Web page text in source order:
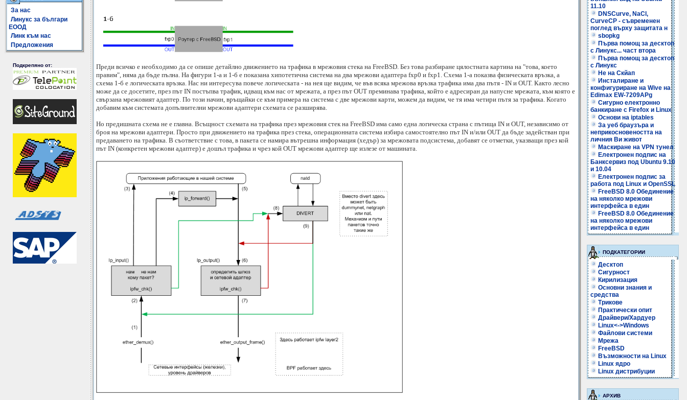
За нас
Линукс за българи
ЕООД
Линк към нас
Предложения
Подкрепяно от:
Преди всичко е необходимо да се опише детайлно движението на трафика в мрежовия стека на FreeBSD. Без това разбиране цялостната картина на "това, което
правим", няма да бъде пълна. На фигури 1-а и 1-б е показана хипотетична система на два мрежови адаптера fxp0 и fxp1. Схема 1-а показва физическата връзка, а
схема 1-б е логическата връзка. Нас ни интересува повече логическата - на нея ще видим, че във всяка мрежова връзка трафика има два пътя - IN и OUT. Както лесно
може да се досетите, през път IN постъпва трафик, идващ към нас от мрежата, а през път OUT преминава трафика, който е адресиран да напусне мрежата, към която е
свързана мрежовият адаптер. По този начин, връщайки се към примера на система с две мрежови карти, можем да видим, че тя има четири пътя за трафика. Когато
добавим към системата допълнителни мрежови адаптери схемата се разширява.
Но предишната схема не е главна. Всъщност схемата на трафика през мрежовия стек на FreeBSD има само една логическа страна с пътища IN и OUT, независимо от
броя на мрежови адаптери. Просто при движението на трафика през стека, операционната система избира самостоятелно път IN и/или OUT да бъде задействан при
предаването на трафика. В съответствие с това, в пакета се намира вътрешна информация (хедър) за мрежовата подсистема, добавят се отметки, указващи през кой
път IN (конкретен мрежови адаптер) е дошъл трафика и чрез кой OUT мрежови адаптер ще излезе от машината.
11.10
DNSCurve, NaCl,
CurveCP - съвременен
поглед върху защитата н
sbopkg
Първа помощ за десктоп
с Линукс... част втора
Първа помощ за десктоп
с Линукс
Не на Скйап
Инсталиране и
конфигуриране на Wive на
Edimax EW-7209APg
Сигурно електронно
банкиране с Firefox и Linux
Основи на iptables
За уеб браузъра и
неприкосновеността на
личния Ви живот
Маскиране на VPN тунел
Електронен подпис на
Банксервиз под Ubuntu 9.10
и 10.04
Електронен подпис за
работа под Linux и OpenSSL
FreeBSD 8.0 Обединение
на няколко мрежови
интерфейса в един
FreeBSD 8.0 Обединение
на няколко мрежови
интерфейса в един
ПОДКАТЕГОРИИ
Десктоп
Сигурност
Кирилизация
Основни знания и
средства
Трикове
Практически опит
Драйвери/Хардуер
Linux<->Windows
Файлови системи
Мрежа
FreeBSD
Възможности на Linux
Linux ядро
Linux дистрибуции
АРХИВ